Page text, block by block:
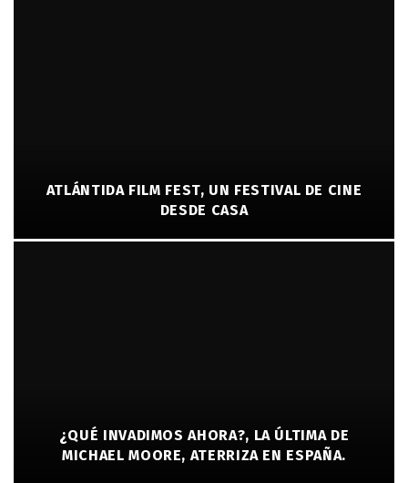
ATLÁNTIDA FILM FEST, UN FESTIVAL DE CINE
DESDE CASA
¿QUÉ INVADIMOS AHORA?, LA ÚLTIMA DE
MICHAEL MOORE, ATERRIZA EN ESPAÑA.